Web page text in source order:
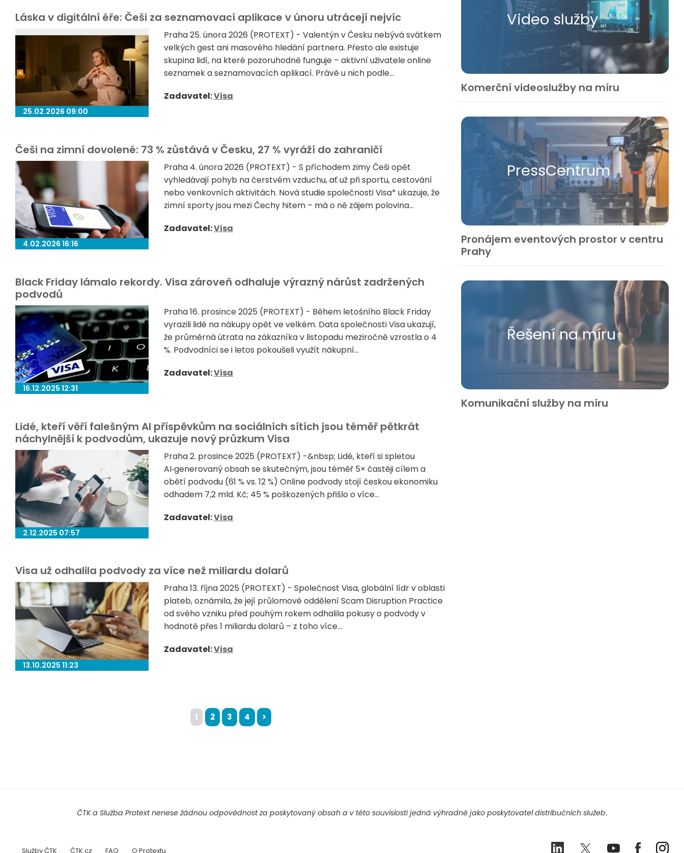
Láska v digitální éře: Češi za seznamovací aplikace v únoru utrácejí nejvíc
25.02.2026 09:00
Praha 25. února 2026 (PROTEXT) - Valentýn v Česku nebývá svátkem
velkých gest ani masového hledání partnera. Přesto ale existuje
skupina lidí, na které pozoruhodně funguje – aktivní uživatele online
seznamek a seznamovacích aplikací. Právě u nich podle...
Zadavatel:Visa
Češi na zimní dovolené: 73 % zůstává v Česku, 27 % vyráží do zahraničí
4.02.2026 16:16
Praha 4. února 2026 (PROTEXT) - S příchodem zimy Češi opět
vyhledávají pohyb na čerstvém vzduchu, ať už při sportu, cestování
nebo venkovních aktivitách. Nová studie společnosti Visa* ukazuje, že
zimní sporty jsou mezi Čechy hitem – má o ně zájem polovina...
Zadavatel:Visa
Black Friday lámalo rekordy. Visa zároveň odhaluje výrazný nárůst zadržených
podvodů
16.12.2025 12:31
Praha 16. prosince 2025 (PROTEXT) - Během letošního Black Friday
vyrazili lidé na nákupy opět ve velkém. Data společnosti Visa ukazují,
že průměrná útrata na zákazníka v listopadu meziročně vzrostla o 4
%. Podvodníci se i letos pokoušeli využít nákupní...
Zadavatel:Visa
Lidé, kteří věří falešným AI příspěvkům na sociálních sítích jsou téměř pětkrát
náchylnější k podvodům, ukazuje nový průzkum Visa
2.12.2025 07:57
Praha 2. prosince 2025 (PROTEXT) -&nbsp; Lidé, kteří si spletou
AI‑generovaný obsah se skutečným, jsou téměř 5× častěji cílem a
obětí podvodu (61 % vs. 12 %) Online podvody stojí českou ekonomiku
odhadem 7,2 mld. Kč; 45 % poškozených přišlo o více...
Zadavatel:Visa
Visa už odhalila podvody za více než miliardu dolarů
13.10.2025 11:23
Praha 13. října 2025 (PROTEXT) - Společnost Visa, globální lídr v oblasti
plateb, oznámila, že její průlomové oddělení Scam Disruption Practice
od svého vzniku před pouhým rokem odhalila pokusy o podvody v
hodnotě přes 1 miliardu dolarů – z toho více...
Zadavatel:Visa
1 2 3 4 >
Video služby
Komerční videoslužby na míru
Press​Centrum
Pronájem eventových prostor v centru
Prahy
Řešení na míru
Komunikační služby na míru
ČTK a Služba Protext nenese žádnou odpovědnost za poskytovaný obsah a v této souvislosti jedná výhradně jako poskytovatel distribučních služeb.
Služby ČTK ČTK.cz FAQ O Protextu LinkedIn TwitterYoutubeFacebook